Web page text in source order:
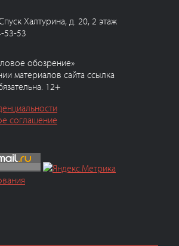
Халтурина, д. 20, 2 этаж
53-53
обозрение»
материалов сайта ссылка
12+
соглашение